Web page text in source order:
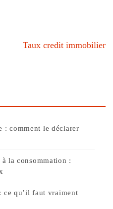
Taux credit immobilier
: comment le déclarer
la consommation :
ce qu’il faut vraiment